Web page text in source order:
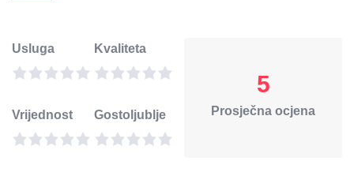
Usluga Kvaliteta
Vrijednost Gostoljublje
5
Prosječna ocjena